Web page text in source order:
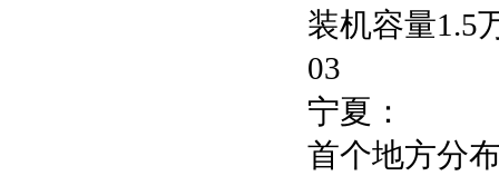
装机容量1.5
03
宁夏：
首个地方分